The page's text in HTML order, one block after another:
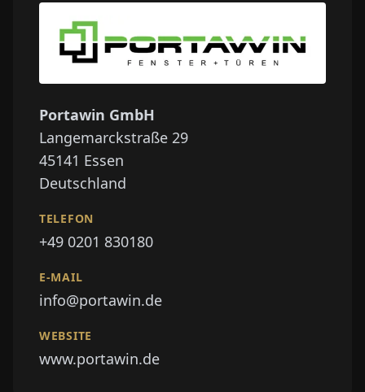
Portawin GmbH
Langemarckstraße 29
45141 Essen
Deutschland
TELEFON
+49 0201 830180
E-MAIL
info@portawin.de
WEBSITE
www.portawin.de